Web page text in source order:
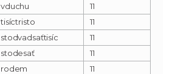
vduchu
11
tisíctristo
11
stodvadsaťtisíc
11
stodesať
11
rodem
11